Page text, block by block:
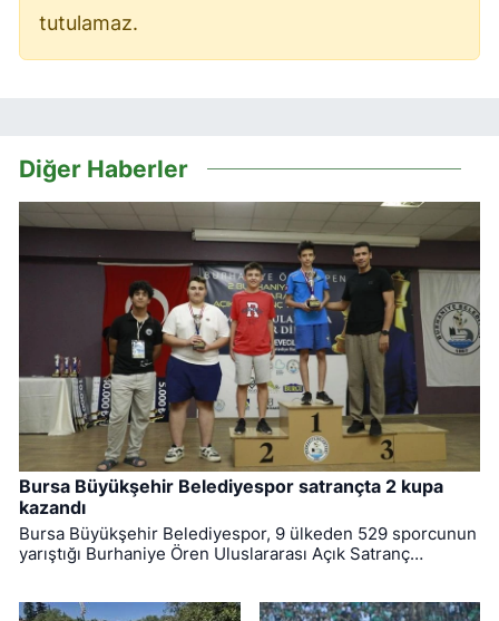
tutulamaz.
Diğer Haberler
Bursa Büyükşehir Belediyespor satrançta 2 kupa
kazandı
Bursa Büyükşehir Belediyespor, 9 ülkeden 529 sporcunun
yarıştığı Burhaniye Ören Uluslararası Açık Satranç